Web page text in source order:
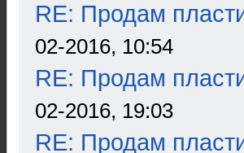
RE: Продам
02-2016, 10:54
RE: Продам
02-2016, 19:03
RE: Продам